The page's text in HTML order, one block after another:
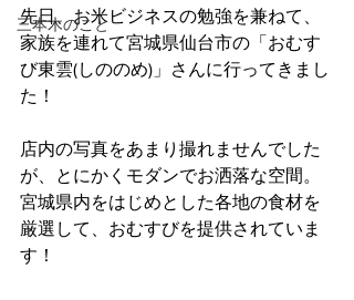
三本木のこと
先日、お米ビジネスの勉強を兼ねて、
家族を連れて宮城県仙台市の「おむす
び東雲(しののめ)」さんに行ってきまし
た！
店内の写真をあまり撮れませんでした
が、とにかくモダンでお洒落な空間。
宮城県内をはじめとした各地の食材を
厳選して、おむすびを提供されていま
す！